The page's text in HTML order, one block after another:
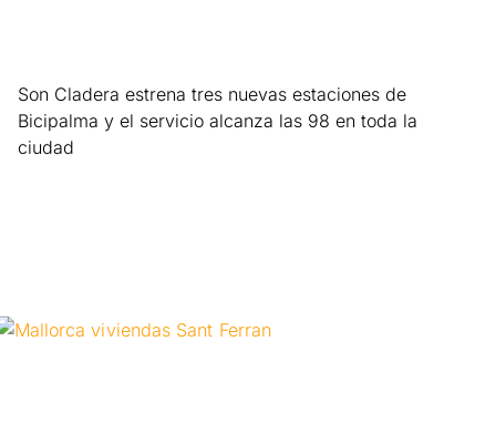
Son Cladera estrena tres nuevas estaciones de
Bicipalma y el servicio alcanza las 98 en toda la
ciudad